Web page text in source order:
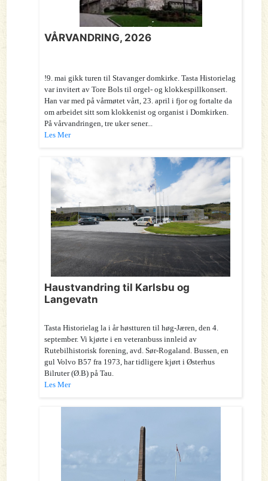
VÅRVANDRING, 2026
!9. mai gikk turen til Stavanger domkirke. Tasta Historielag
var invitert av Tore Bols til orgel- og klokkespillkonsert.
Han var med på vårmøtet vårt, 23. april i fjor og fortalte da
om arbeidet sitt som klokkenist og organist i Domkirken.
På vårvandringen, tre uker sener...
Les Mer
Haustvandring til Karlsbu og
Langevatn
Tasta Historielag la i år høstturen til høg-Jæren, den 4.
september. Vi kjørte i en veteranbuss innleid av
Rutebilhistorisk forening, avd. Sør-Rogaland. Bussen, en
gul Volvo B57 fra 1973, har tidligere kjørt i Østerhus
Bilruter (Ø.B) på Tau.
Les Mer